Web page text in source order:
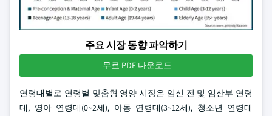
주요 시장 동향 파악하기
무료 PDF 다운로드
연령대별로 연령별 맞춤형 영양 시장은 임신 전 및 임산부 연령
대, 영아 연령대(0~2세), 아동 연령대(3~12세), 청소년 연령대